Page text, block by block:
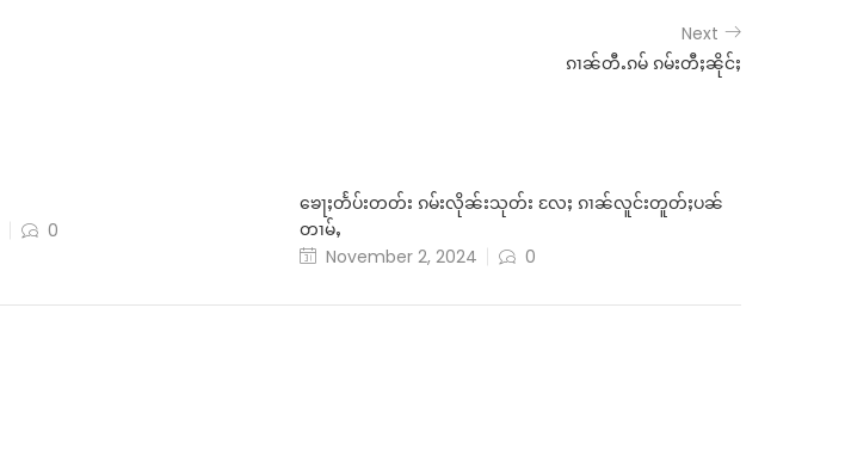
Next
ၵၢၼ်တီႉၵမ် ၵမ်းတီႈၼိုင်ႈ
0
ၶေႃႈတႅပ်းတတ်း ၵမ်းလိုၼ်းသုတ်း လႄႈ ၵၢၼ်လူင်းတူတ်ႈပၼ်
တၢမ်ႇ
November 2, 2024
0